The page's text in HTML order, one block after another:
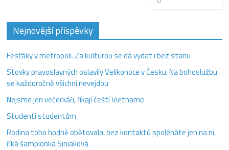
Nejnovější příspěvky
Fesťáky v metropoli. Za kulturou se dá vydat i bez stanu
Stovky pravoslavných oslavily Velikonoce v Česku. Na bohoslužbu
se každoročně všichni nevejdou
Nejsme jen večerkáři, říkají čeští Vietnamci
Studenti studentům
Rodina toho hodně obětovala, bez kontaktů spoléháte jen na ni,
říká šampionka Siniaková